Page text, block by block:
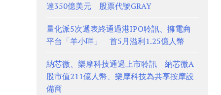
達350億美元 股票代號GRAY
量化派5次遞表終通過港IPO聆訊、擁電商
平台「羊小咩」 首5月溢利1.25億人幣
納芯微、樂摩科技通過上市聆訊 納芯微A
股市值211億人幣、樂摩科技為共享按摩設
備商